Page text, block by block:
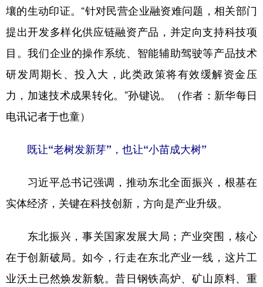
壤的生动印证。“针对民营企业融资难问题，相关部门
提出开发多样化供应链融资产品，并定向支持科技项
目。我们企业的操作系统、智能辅助驾驶等产品技术
研发周期长、投入大，此类政策将有效缓解资金压
力，加速技术成果转化。”孙键说。（作者：新华每日
电讯记者于也童）
既让“老树发新芽”，也让“小苗成大树”
习近平总书记强调，推动东北全面振兴，根基在
实体经济，关键在科技创新，方向是产业升级。
东北振兴，事关国家发展大局；产业突围，核心
在于创新破局。如今，行走在东北产业一线，这片工
业沃土已然焕发新貌。昔日钢铁高炉、矿山原料、重